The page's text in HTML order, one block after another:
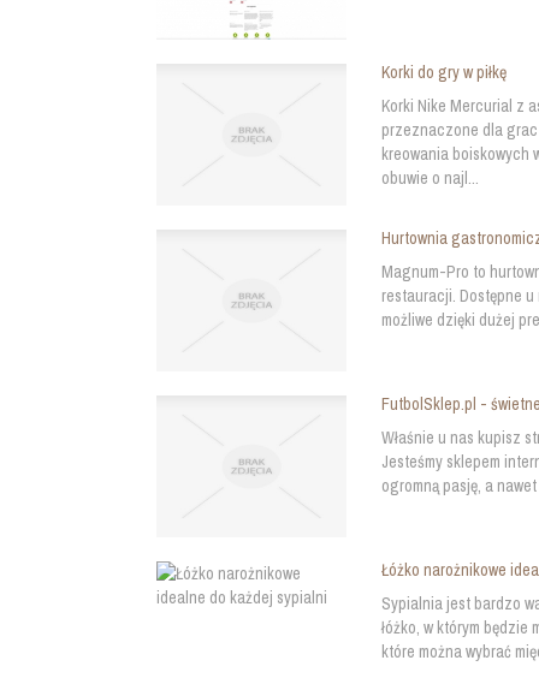
Korki do gry w piłkę
Korki Nike Mercurial z
przeznaczone dla
kreowania boiskowych
obuwie o najl...
Hurtownia
Magnum-Pro to
restauracji. Dostępne
możliwe dzięki dużej
FutbolSklep.pl -
Właśnie u nas kupisz
Jesteśmy sklepem
ogromną pasję, a
Łóżko narożnikowe
Sypialnia jest bardzo
łóżko, w którym
które można wybrać